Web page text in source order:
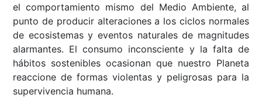
el comportamiento mismo del Medio Ambiente, al
punto de producir alteraciones a los ciclos normales
de ecosistemas y eventos naturales de magnitudes
alarmantes. El consumo inconsciente y la falta de
hábitos sostenibles ocasionan que nuestro Planeta
reaccione de formas violentas y peligrosas para la
supervivencia humana.